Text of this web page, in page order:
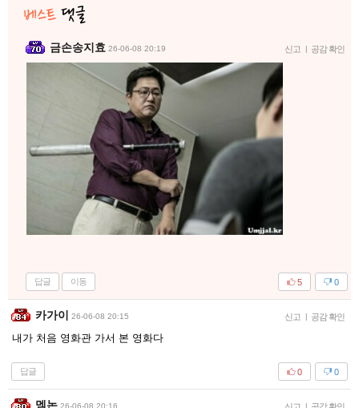
금손송지효 26-06-08 20:19 신고 | 공감 확인
답글 이동 0
5
카가이 26-06-08 20:15 신고 | 공감 확인
내가 처음 영화관 가서 본 영화다
답글 0
0
멤논 26-06-08 20:16 |